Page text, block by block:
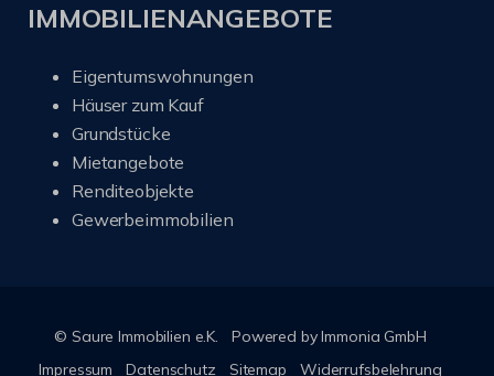
IMMOBILIENANGEBOTE
Eigentumswohnungen
Häuser zum Kauf
Grundstücke
Mietangebote
Renditeobjekte
Gewerbeimmobilien
© Saure Immobilien e.K.
Powered by Immonia GmbH
Impressum
Datenschutz Sitemap Widerrufsbelehrung